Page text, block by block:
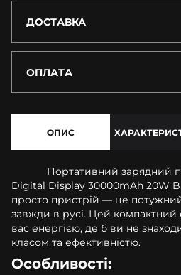
ДОСТАВКА
ОПЛАТА
ОПИС
Портативний зарядний
Digital Display 30000mAh 20W
просто пристрій — це
завжди в русі. Цей компактний
вас енергією, де б ви не
класом та ефективністю.
Особливості: